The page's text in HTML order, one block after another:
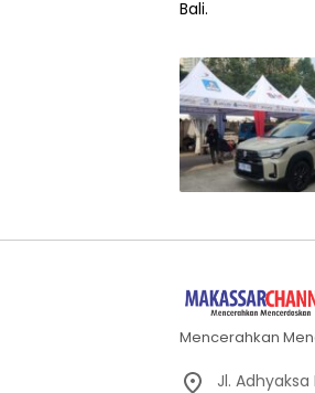
Mencerahkan
Jl. Adhyaksa